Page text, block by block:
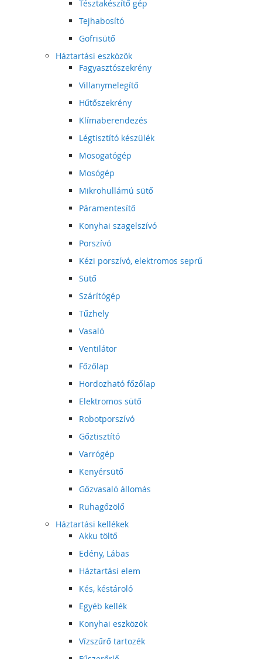
Tésztakészítő gép
Tejhabosító
Gofrisütő
Háztartási eszközök
Fagyasztószekrény
Villanymelegítő
Hűtőszekrény
Klímaberendezés
Légtisztító készülék
Mosogatógép
Mosógép
Mikrohullámú sütő
Páramentesítő
Konyhai szagelszívó
Porszívó
Kézi porszívó, elektromos seprű
Sütő
Szárítógép
Tűzhely
Vasaló
Ventilátor
Főzőlap
Hordozható főzőlap
Elektromos sütő
Robotporszívó
Gőztisztító
Varrógép
Kenyérsütő
Gőzvasaló állomás
Ruhagőzölő
Háztartási kellékek
Akku töltő
Edény, Lábas
Háztartási elem
Kés, késtároló
Egyéb kellék
Konyhai eszközök
Vízszűrő tartozék